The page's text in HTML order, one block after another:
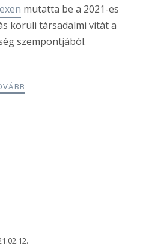
mutatta be a 2021-es
körüli társadalmi vitát a
szempontjából.